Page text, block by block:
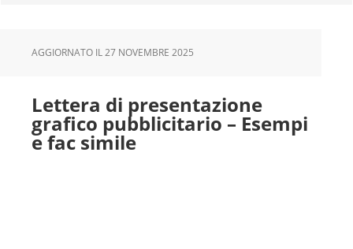
AGGIORNATO IL27 NOVEMBRE 2025
Lettera di presentazione
grafico pubblicitario – Esempi
e fac simile